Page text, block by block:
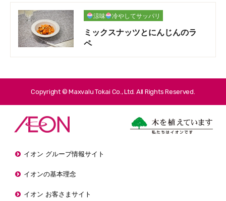
涼味 冷やしてサッパリ
ミックスナッツとにんじんのラ
ペ
Copyright © Maxvalu Tokai Co., Ltd. All Rights Reserved.
イオン グループ情報サイト
イオンの基本理念
イオン お客さまサイト